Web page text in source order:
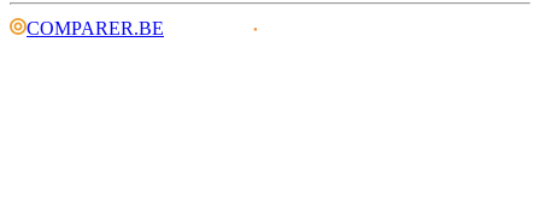
COMPARER.BE